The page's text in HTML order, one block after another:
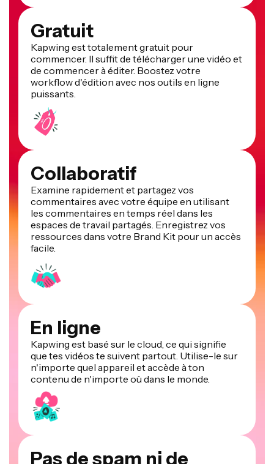
Gratuit
Kapwing est totalement gratuit pour
commencer. Il suffit de télécharger une vidéo et
de commencer à éditer. Boostez votre
workflow d'édition avec nos outils en ligne
puissants.
Collaboratif
Examine rapidement et partagez vos
commentaires avec votre équipe en utilisant
les commentaires en temps réel dans les
espaces de travail partagés. Enregistrez vos
ressources dans votre Brand Kit pour un accès
facile.
En ligne
Kapwing est basé sur le cloud, ce qui signifie
que tes vidéos te suivent partout. Utilise-le sur
n'importe quel appareil et accède à ton
contenu de n'importe où dans le monde.
Pas de spam ni de